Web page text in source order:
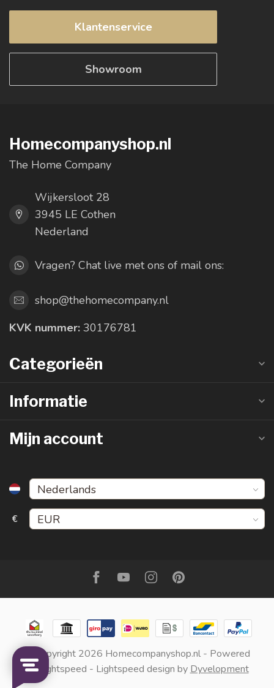
Klantenservice
Showroom
Homecompanyshop.nl
The Home Company
Wijkersloot 28
3945 LE Cothen
Nederland
Vragen? Chat live met ons of mail ons:
shop@thehomecompany.nl
KVK nummer: 30176781
Categorieën
Informatie
Mijn account
€
© Copyright 2026 Homecompanyshop.nl - Powered
byLightspeed - Lightspeed design by Dyvelopment